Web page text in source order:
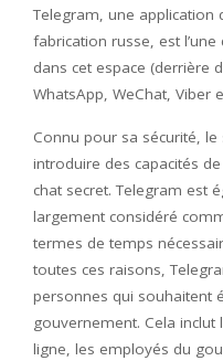
Telegram, une application
fabrication russe, est
dans cet espace (derrière
WhatsApp, WeChat, Viber
Connu pour sa sécurité, le
introduire des capacités
chat secret. Telegram est
largement considéré
termes de temps
toutes ces raisons,
personnes qui souhaitent
gouvernement. Cela
ligne, les employés du